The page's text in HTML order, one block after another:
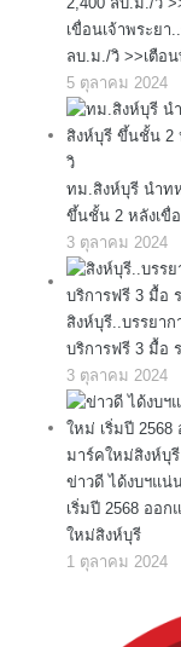
เขื่อนเจ้าพระยา
ลบ.ม./วิ >>เตือ
5 ตุลาคม 2024
ทม.สิงห์บุรี นำทห
ขึ้นชั้น 2 หลังเขื่
3 ตุลาคม 2024
สิงห์บุรี..บรรยาก
บริการฟรี 3 มื้อ
3 ตุลาคม 2024
ข่าวดี ได้งบฯแน่
เริ่มปี 2568 ออ
ใหม่สิงห์บุรี
1 ตุลาคม 2024